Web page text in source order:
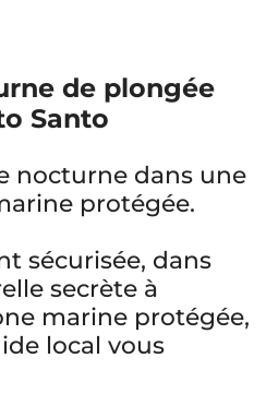
de plongée
Santo
nocturne dans une
protégée.
sécurisée, dans
secrète à
marine protégée,
local vous